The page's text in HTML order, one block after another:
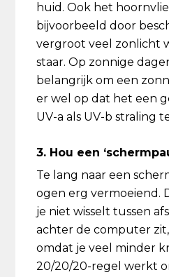
huid. Ook het
bijvoorbeeld door
vergroot veel zonlicht
staar. Op zonnige
belangrijk om een
er wel op dat het een
UV-a als UV-b straling
3. Hou een
Te lang naar een
ogen erg vermoeiend.
je niet wisselt tussen
achter de computer
omdat je veel minder
20/20/20-regel werkt